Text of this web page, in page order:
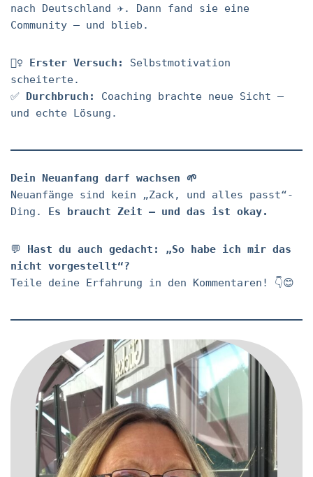
nach Deutschland ✈️. Dann fand sie eine
Community – und blieb.
🤦‍♀️ Erster Versuch:
Selbstmotivation
scheiterte.
✅ Durchbruch:
Coaching brachte neue Sicht –
und echte Lösung.
Dein Neuanfang darf wachsen 🌱
Neuanfänge sind kein „Zack, und alles passt“-
Ding. Es braucht Zeit – und das ist okay.
💬 Hast du auch gedacht: „So habe ich mir das
nicht vorgestellt“?
Teile deine Erfahrung in den Kommentaren! 👇😊